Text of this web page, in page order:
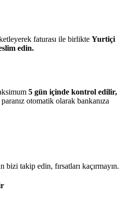
faturası ile birlikte Yurtiçi
edin.
5 gün içinde kontrol edilir,
otomatik olarak bankanıza
bizi takip edin, fırsatları kaçırmayın.